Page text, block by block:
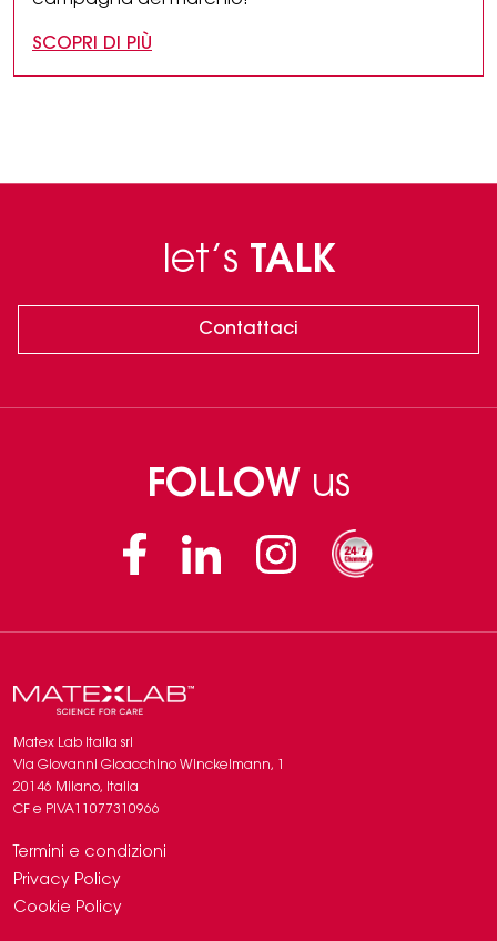
SCOPRI DI PIÙ
let’s TALK
Contattaci
FOLLOW us
FacebookLinkedin Instagram
Matex Lab Italia srl
​​Via Giovanni Gioacchino Winckelmann, 1
20146 Milano, Italia
CF e PIVA11077310966
Termini e condizioni
Privacy Policy
Cookie Policy